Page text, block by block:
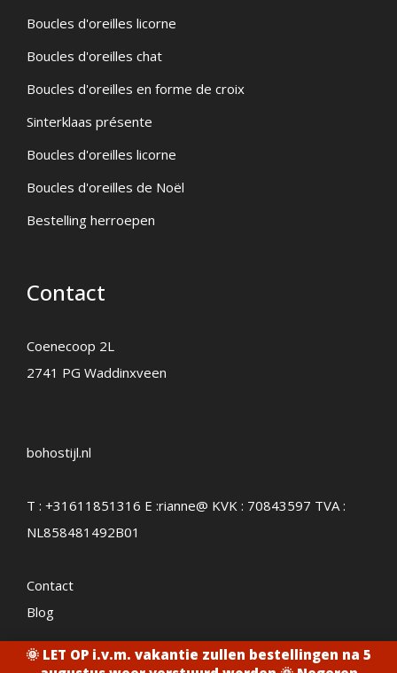
🌞 LET OP i.v.m. vakantie zullen bestellingen na 5
Boucles d'oreilles licorne
Boucles d'oreilles chat
Boucles d'oreilles en forme de croix
Sinterklaas présente
Boucles d'oreilles licorne
Boucles d'oreilles de Noël
Bestelling herroepen
Contact
Coenecoop 2L
2741 PG Waddinxveen
bohostijl.nl
T : +31611851316 E :rianne@ KVK : 70843597 TVA :
NL858481492B01
Contact
Blog
silver
ster